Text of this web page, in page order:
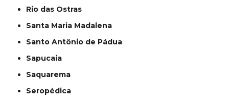
Rio das Ostras
Santa Maria Madalena
Santo Antônio de Pádua
Sapucaia
Saquarema
Seropédica